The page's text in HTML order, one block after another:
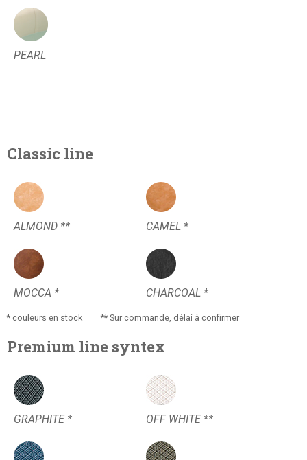
PEARL
Classic line
ALMOND ** CAMEL *
MOCCA * CHARCOAL *
* couleurs en stock ** Sur commande, délai à confirmer
Premium line syntex
GRAPHITE * OFF WHITE **